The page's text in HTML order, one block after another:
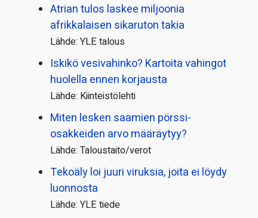
Atrian tulos laskee miljoonia
afrikkalaisen sikaruton takia
Lähde: YLE talous
Iskikö vesivahinko? Kartoita vahingot
huolella ennen korjausta
Lähde: Kiinteistölehti
Miten lesken saamien pörssi­
osakkeiden arvo määräytyy?
Lähde: Taloustaito/verot
Tekoäly loi juuri viruksia, joita ei löydy
luonnosta
Lähde: YLE tiede